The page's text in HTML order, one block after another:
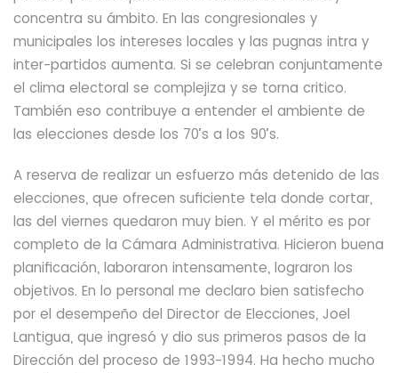
concentra su ámbito. En las congresionales y
municipales los intereses locales y las pugnas intra y
inter-partidos aumenta. Si se celebran conjuntamente
el clima electoral se complejiza y se torna critico.
También eso contribuye a entender el ambiente de
las elecciones desde los 70’s a los 90’s.
A reserva de realizar un esfuerzo más detenido de las
elecciones, que ofrecen suficiente tela donde cortar,
las del viernes quedaron muy bien. Y el mérito es por
completo de la Cámara Administrativa. Hicieron buena
planificación, laboraron intensamente, lograron los
objetivos. En lo personal me declaro bien satisfecho
por el desempeño del Director de Elecciones, Joel
Lantigua, que ingresó y dio sus primeros pasos de la
Dirección del proceso de 1993-1994. Ha hecho mucho